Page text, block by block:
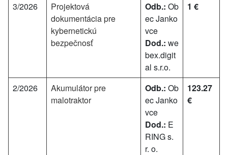
3/2026
Projektová
dokumentácia pre
kybernetickú
bezpečnosť
Odb.: Ob
ec Janko
vce
Dod.: we
bex.digit
al s.r.o.
1 €
2/2026
Akumulátor pre
malotraktor
Odb.: Ob
ec Janko
vce
Dod.: E
RING s.
r. o.
123.27
€